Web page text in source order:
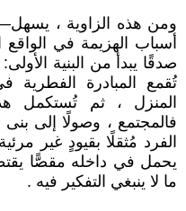
ومن هذه الزاوية ،
أسباب الهزيمة في الواقع
صدقًا يبدأ من البنية الأولى:
تُقمع المبادرة
المنزل ، ثم تُستكمل
فالمجتمع ، وصولًا إلى
الفرد مُثقلًا بقيودٍ غير
يحمل في داخله مقصًّا
ما لا ينبغي التفكير فيه .